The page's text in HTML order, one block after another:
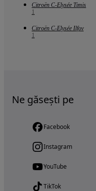
Citroën C-Elysée Timis
1
Citroën C-Elysée Ilfov
1
Ne găsești pe
Facebook
Instagram
YouTube
TikTok